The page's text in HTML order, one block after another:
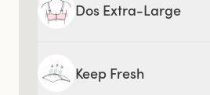
Dos Extra-Large
Keep Fresh